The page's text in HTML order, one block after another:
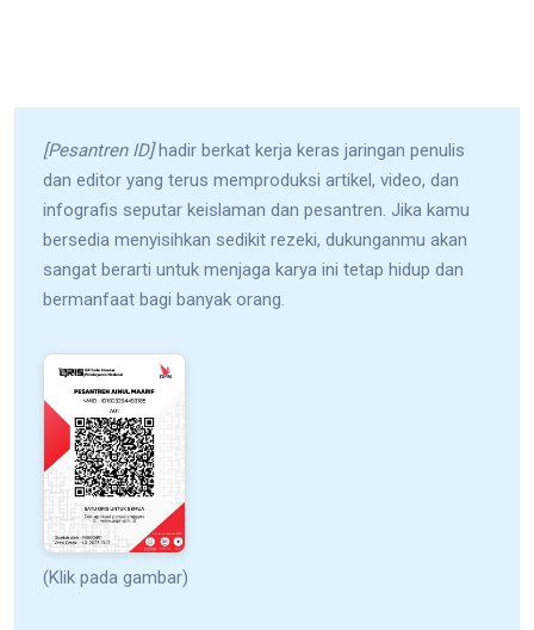
[Pesantren ID]hadir berkat kerja keras jaringan penulis
dan editor yang terus memproduksi artikel, video, dan
infografis seputar keislaman dan pesantren. Jika kamu
bersedia menyisihkan sedikit rezeki, dukunganmu akan
sangat berarti untuk menjaga karya ini tetap hidup dan
bermanfaat bagi banyak orang.
(Klik pada gambar)